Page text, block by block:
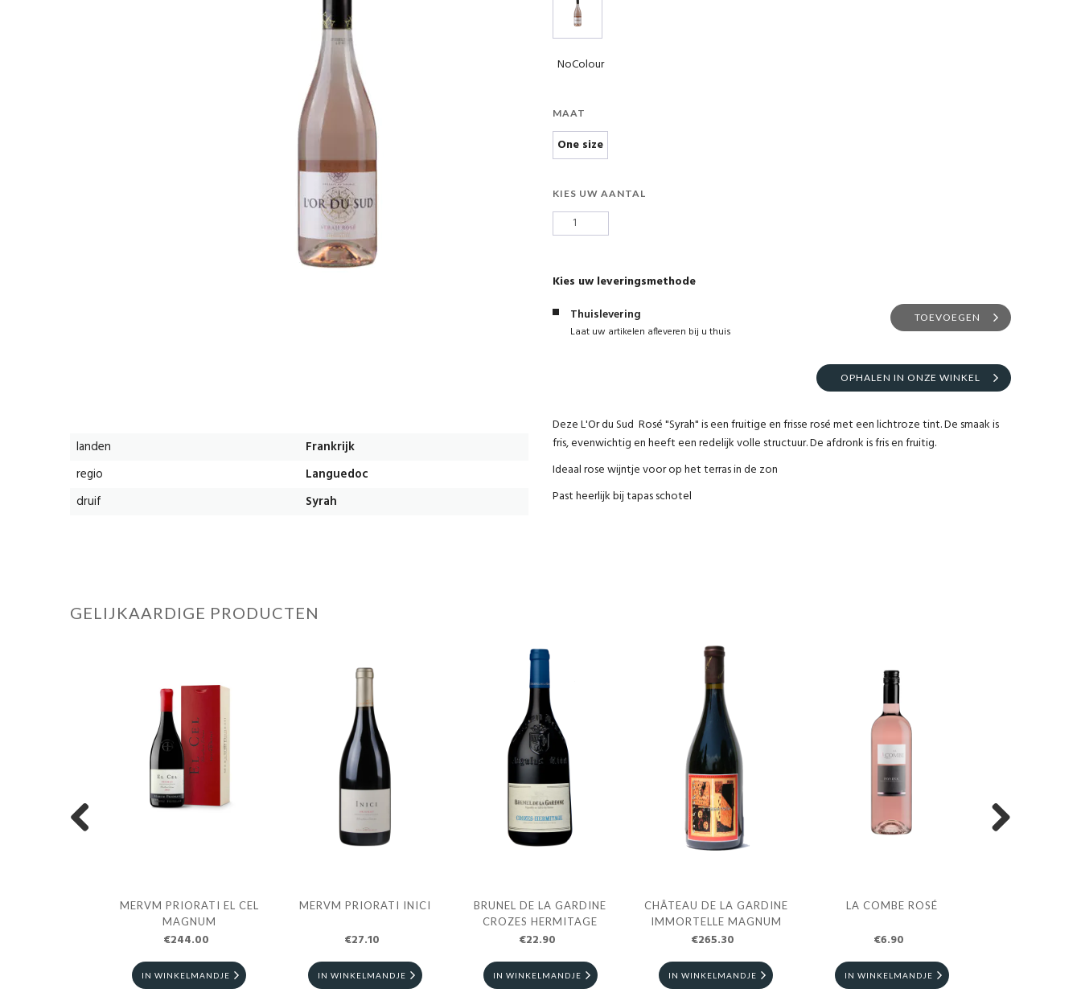
landen
Frankrijk
regio
Languedoc
druif
Syrah
NoColour
MAAT
One size
KIES UW AANTAL
Kies uw leveringsmethode
Thuislevering
Laat uw artikelen afleveren bij u thuis
TOEVOEGEN
OPHALEN IN ONZE WINKEL
Deze L'Or du Sud Rosé "Syrah" is een fruitige en frisse rosé met een lichtroze tint. De smaak is
fris, evenwichtig en heeft een redelijk volle structuur. De afdronk is fris en fruitig.
Ideaal rose wijntje voor op het terras in de zon
Past heerlijk bij tapas schotel
GELIJKAARDIGE PRODUCTEN
MERVM PRIORATI EL CEL
MAGNUM
€244.00
IN WINKELMANDJE
MERVM PRIORATI INICI
€27.10
IN WINKELMANDJE
BRUNEL DE LA GARDINE
CROZES HERMITAGE
€22.90
IN WINKELMANDJE
CHÂTEAU DE LA GARDINE
IMMORTELLE MAGNUM
€265.30
IN WINKELMANDJE
LA COMBE ROSÉ
€6.90
IN WINKELMANDJE